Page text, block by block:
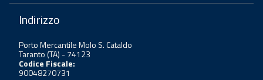
Indirizzo
Porto Mercantile Molo S. Cataldo
Taranto (TA) - 74123
Codice Fiscale:
90048270731